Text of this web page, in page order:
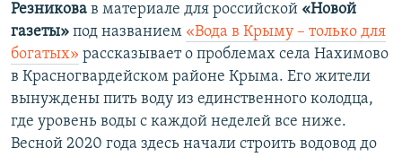
Резникова в материале для российской «Новой
газеты» под названием «Вода в Крыму – только для
богатых» рассказывает о проблемах села Нахимово
в Красногвардейском районе Крыма. Его жители
вынуждены пить воду из единственного колодца,
где уровень воды с каждой неделей все ниже.
Весной 2020 года здесь начали строить водовод до